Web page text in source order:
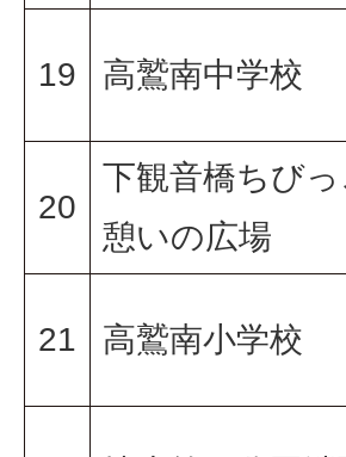
19 高鷲南中学校
20
下観音橋ちびっ
憩いの広場
21 高鷲南小学校